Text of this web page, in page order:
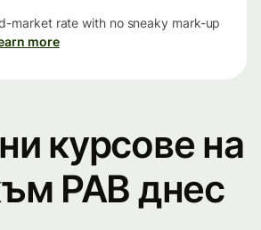
market rate with no sneaky mark-up
more
курсове на
PAB днес